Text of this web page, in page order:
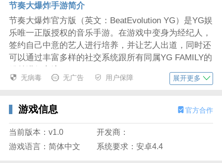
节奏大爆炸手游简介
节奏大爆炸官方版（英文：BeatEvolution YG）是YG娱
乐唯一正版授权的音乐手游。在游戏中变身为经纪人，
签约自己中意的艺人进行培养，并让艺人出道，同时还
可以通过丰富多样的社交系统跟所有同属YG FAMILY的
无病毒 无广告 用户保障 展开更多
游戏信息 官方合作
当前版本：v1.0
开发商：
游戏语言：简体中文
系统要求：安卓4.4